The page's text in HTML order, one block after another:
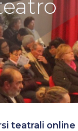
teatrali online